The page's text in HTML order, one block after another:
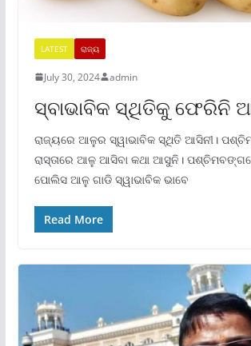
LATEST ରାଜ୍ୟ
July 30, 2024 admin
ସ୍ବାଭାବିକ ସ୍ଥିତିକୁ ଫେରିନି
ରାଜ୍ୟରେ ଆଳୁର ସ୍ୱାଭାବିକ ସ୍ଥିତି ଆସିନୀ।
ରାସ୍ତାରେ ଆଳୁ ଆସିବା କଥା ଆସୁନି।
ପୋଲିସ ଆଳୁ ଗାଡି ସ୍ୱାଭାବିକ ଭାବେ
Read More